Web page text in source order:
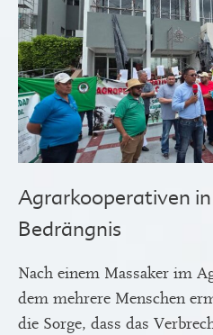
Agrarkooperativen in
Bedrängnis
Nach einem Massaker im
dem mehrere Menschen
die Sorge, dass das